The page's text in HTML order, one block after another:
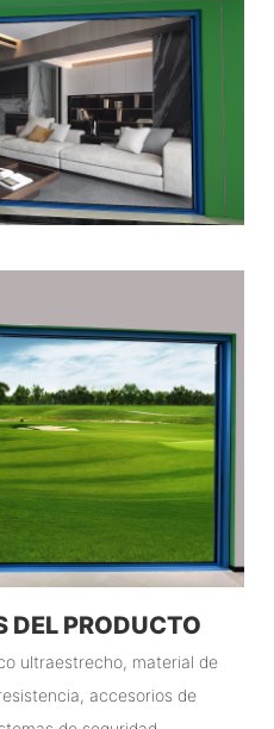
DEL PRODUCTO
ultraestrecho, material de
accesorios de